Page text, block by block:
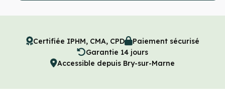
Certifiée IPHM, CMA, CPD
Paiement sécurisé
Garantie 14 jours
Accessible depuis Bry-sur-Marne